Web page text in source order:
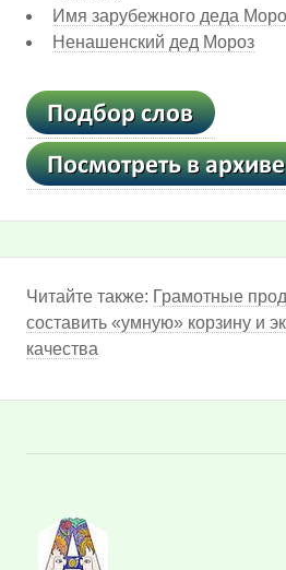
Имя зарубежного деда
Ненашенский дед Мороз
Читайте также: Грамотные
составить «умную» корзину и
качества